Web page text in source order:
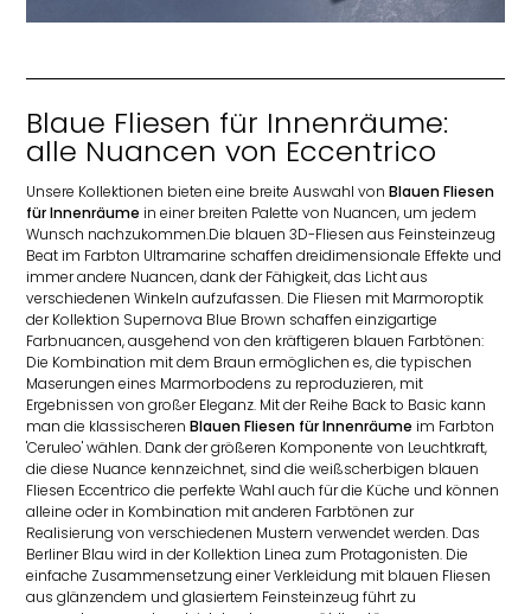
Blaue Fliesen für Innenräume:
alle Nuancen von Eccentrico
Unsere Kollektionen bieten eine breite Auswahl vonBlauen Fliesen
für Innenräume in einer breiten Palette von Nuancen, um jedem
Wunsch nachzukommen.Die blauen 3D-Fliesen aus Feinsteinzeug
Beat im Farbton Ultramarine schaffen dreidimensionale Effekte und
immer andere Nuancen, dank der Fähigkeit, das Licht aus
verschiedenen Winkeln aufzufassen. Die Fliesen mit Marmoroptik
der Kollektion Supernova Blue Brown schaffen einzigartige
Farbnuancen, ausgehend von den kräftigeren blauen Farbtönen:
Die Kombination mit dem Braun ermöglichen es, die typischen
Maserungen eines Marmorbodens zu reproduzieren, mit
Ergebnissen von großer Eleganz. Mit der Reihe Back to Basic kann
man die klassischerenBlauen Fliesen für Innenräume im Farbton
'Ceruleo' wählen. Dank der größeren Komponente von Leuchtkraft,
die diese Nuance kennzeichnet, sind die weißscherbigen blauen
Fliesen Eccentrico die perfekte Wahl auch für die Küche und können
alleine oder in Kombination mit anderen Farbtönen zur
Realisierung von verschiedenen Mustern verwendet werden. Das
Berliner Blau wird in der Kollektion Linea zum Protagonisten. Die
einfache Zusammensetzung einer Verkleidung mit blauen Fliesen
aus glänzendem und glasiertem Feinsteinzeug führt zu